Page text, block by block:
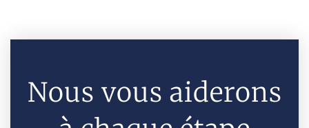
Nous vous aiderons